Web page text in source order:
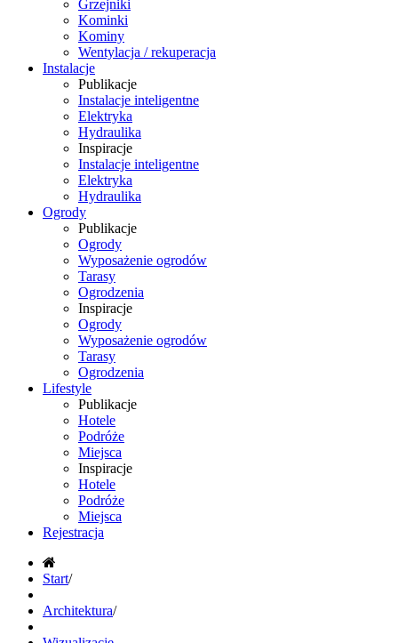
Grzejniki
Kominki
Kominy
Wentylacja / rekuperacja
Instalacje
Publikacje
Instalacje inteligentne
Elektryka
Hydraulika
Inspiracje
Instalacje inteligentne
Elektryka
Hydraulika
Ogrody
Publikacje
Ogrody
Wyposażenie ogrodów
Tarasy
Ogrodzenia
Inspiracje
Ogrody
Wyposażenie ogrodów
Tarasy
Ogrodzenia
Lifestyle
Publikacje
Hotele
Podróże
Miejsca
Inspiracje
Hotele
Podróże
Miejsca
Rejestracja
Start/
Architektura/